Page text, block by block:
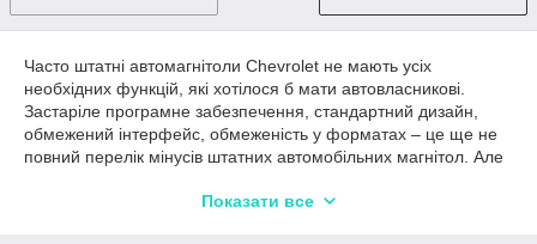
Часто штатні автомагнітоли Chevrolet не мають усіх
необхідних функцій, які хотілося б мати автовласникові.
Застаріле програмне забезпечення, стандартний дизайн,
обмежений інтерфейс, обмеженість у форматах – це ще не
повний перелік мінусів штатних автомобільних магнітол. Але
автомобільної магнітоли на базі Android, яка допоможе не
Показати все